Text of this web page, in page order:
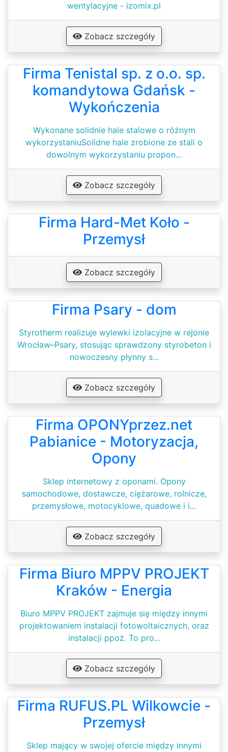
wentylacyjne - izomix.pl
Zobacz szczegóły
Firma Tenistal sp. z o.o. sp.
komandytowa Gdańsk -
Wykończenia
Wykonane solidnie hale stalowe o różnym
wykorzystaniuSolidne hale zrobione ze stali o
dowolnym wykorzystaniu propon...
Zobacz szczegóły
Firma Hard-Met Koło -
Przemysł
Zobacz szczegóły
Firma Psary - dom
Styrotherm realizuje wylewki izolacyjne w rejonie
Wrocław–Psary, stosując sprawdzony styrobeton i
nowoczesny płynny s...
Zobacz szczegóły
Firma OPONYprzez.net
Pabianice - Motoryzacja,
Opony
Sklep internetowy z oponami. Opony
samochodowe, dostawcze, ciężarowe, rolnicze,
przemysłowe, motocyklowe, quadowe i i...
Zobacz szczegóły
Firma Biuro MPPV PROJEKT
Kraków - Energia
Biuro MPPV PROJEKT zajmuje się między innymi
projektowaniem instalacji fotowoltaicznych, oraz
instalacji ppoż. To pro...
Zobacz szczegóły
Firma RUFUS.PL Wilkowcie -
Przemysł
Sklep mający w swojej ofercie między innymi